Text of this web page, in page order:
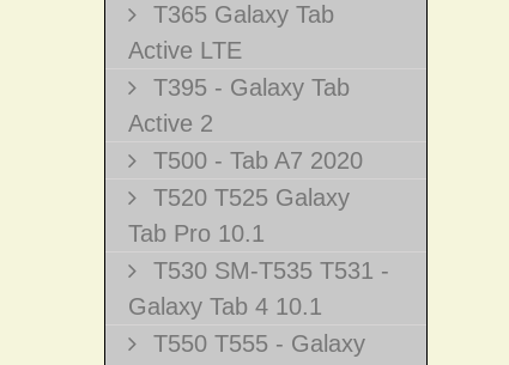
T365 Galaxy Tab
Active LTE
T395 - Galaxy Tab
Active 2
T500 - Tab A7 2020
T520 T525 Galaxy
Tab Pro 10.1
T530 SM-T535 T531 -
Galaxy Tab 4 10.1
T550 T555 - Galaxy